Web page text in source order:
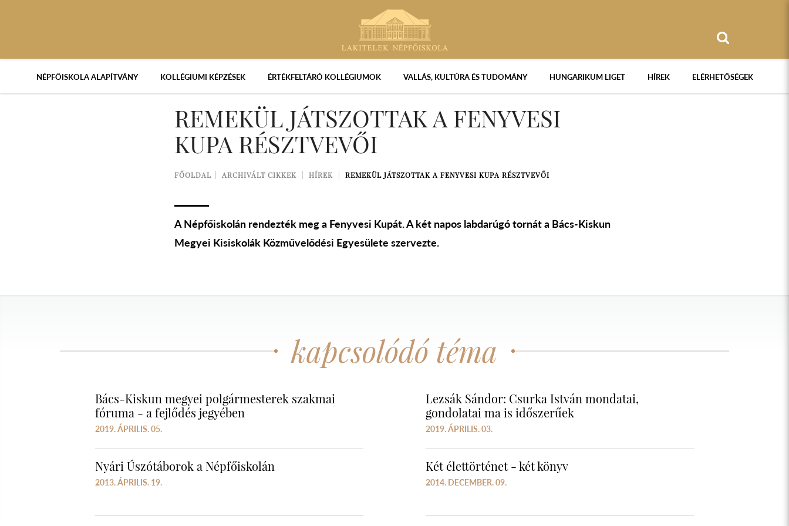
NÉPFŐISKOLA ALAPÍTVÁNY KOLLÉGIUMI KÉPZÉSEK ÉRTÉKFELTÁRÓ KOLLÉGIUMOK VALLÁS, KULTÚRA ÉS TUDOMÁNY HUNGARIKUM LIGET HÍREK ELÉRHETŐSÉGEK
REMEKÜL JÁTSZOTTAK A FENYVESI
KUPA RÉSZTVEVŐI
FŐOLDAL ARCHIVÁLT CIKKEK HÍREK REMEKÜL JÁTSZOTTAK A FENYVESI KUPA RÉSZTVEVŐI
A Népfőiskolán rendezték meg a Fenyvesi Kupát. A két napos labdarúgó tornát a Bács-Kiskun
Megyei Kisiskolák Közművelődési Egyesülete szervezte.
kapcsolódó téma
Bács-Kiskun megyei polgármesterek szakmai
fóruma - a fejlődés jegyében
2019. ÁPRILIS. 05.
Lezsák Sándor: Csurka István mondatai,
gondolatai ma is időszerűek
2019. ÁPRILIS. 03.
Nyári Úszótáborok a Népfőiskolán
2013. ÁPRILIS. 19.
Két élettörténet - két könyv
2014. DECEMBER. 09.